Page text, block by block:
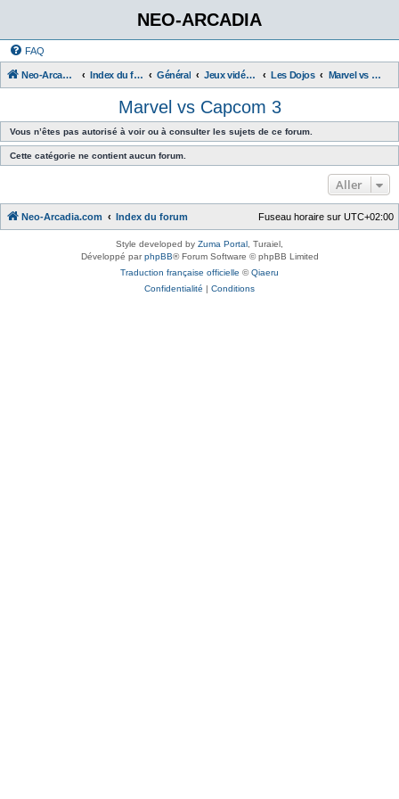
NEO-ARCADIA
FAQ
Neo-Arcadia.com Index du forum Général Jeux vidéo d'arcade Les Dojos Marvel vs Capcom 3
Marvel vs Capcom 3
Vous n’êtes pas autorisé à voir ou à consulter les sujets de ce forum.
Cette catégorie ne contient aucun forum.
Aller
Neo-Arcadia.com Index du forum Fuseau horaire sur UTC+02:00
Style developed by Zuma Portal , Turaiel,
Développé parphpBB® Forum Software © phpBB Limited
Traduction française officielle ©Qiaeru
Confidentialité | Conditions